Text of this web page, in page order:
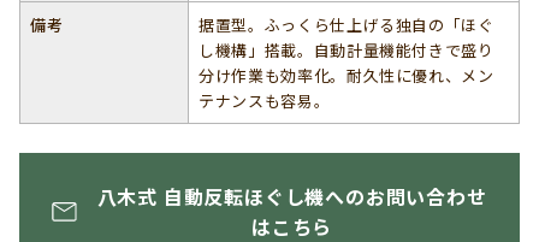
備考
据置型。ふっくら仕上げる独自の「ほぐ
し機構」搭載。自動計量機能付きで盛り
分け作業も効率化。耐久性に優れ、メン
テナンスも容易。
八木式 自動反転ほぐし機へのお問い合わせ
はこちら